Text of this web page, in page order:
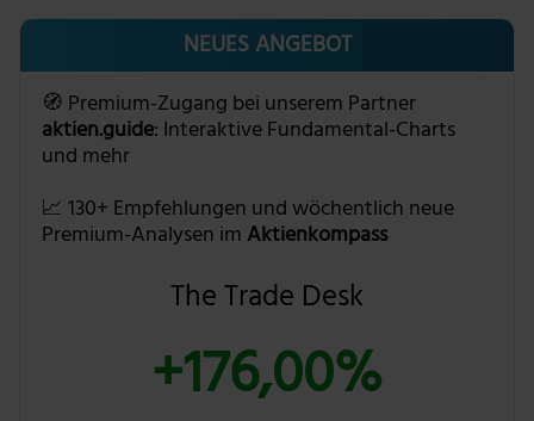
NEUES ANGEBOT
🧭 Premium-Zugang bei unserem Partner
aktien.guide: Interaktive Fundamental-Charts
und mehr
📈 130+ Empfehlungen und wöchentlich neue
Premium-Analysen im Aktienkompass
The Trade Desk
+176,00%